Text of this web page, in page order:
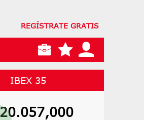
REGÍSTRATE GRATIS
IBEX 35
20.057,000